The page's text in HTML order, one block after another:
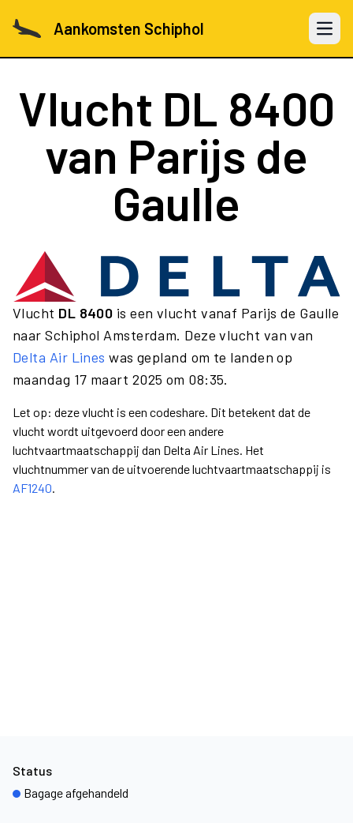
Aankomsten Schiphol Open
Vlucht DL 8400
van Parijs de
Gaulle
Vlucht DL 8400 is een vlucht vanaf Parijs de Gaulle
naar Schiphol Amsterdam. Deze vlucht van van
Delta Air Lines was gepland om te landen op
maandag 17 maart 2025 om 08:35.
Let op: deze vlucht is een codeshare. Dit betekent dat de
vlucht wordt uitgevoerd door een andere
luchtvaartmaatschappij dan Delta Air Lines. Het
vluchtnummer van de uitvoerende luchtvaartmaatschappij is
AF1240.
Status
Bagage afgehandeld